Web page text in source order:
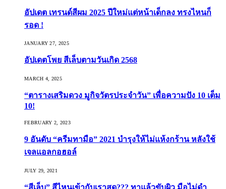
อัปเดต เทรนด์สีผม 2025 ปีใหม่แต่หน้าเด็กลง ทรงไหนก็
รอด !
JANUARY 27, 2025
อัปเดตโพย สีเล็บตามวันเกิด 2568
MARCH 4, 2025
“ตารางเสริมดวง มูกิจวัตรประจำวัน” เพื่อความปัง 10 เต็ม
10!
FEBRUARY 2, 2023
9 อันดับ “ครีมทามือ” 2021 บำรุงให้ไม่แห้งกร้าน หลังใช้
เจลแอลกอฮอล์
JULY 29, 2021
“สีเล็บ” สีไหนเข้ากับเราสุด??? ทาแล้วขับผิว มือไม่ดำ